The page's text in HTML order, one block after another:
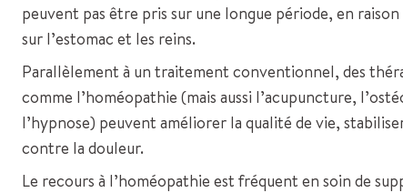
peuvent pas être pris sur une longue période, en
sur l’estomac et les reins.
Parallèlement à un traitement conventionnel, des
comme l’homéopathie (mais aussi l’acupuncture,
l’hypnose) peuvent améliorer la qualité de vie,
contre la douleur.
Le recours à l’homéopathie est fréquent en soin de